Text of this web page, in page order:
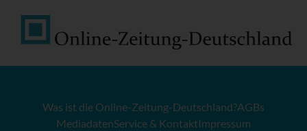
Was ist die Online-Zeitung-Deutschland?AGBs
MediadatenService & KontaktImpressum